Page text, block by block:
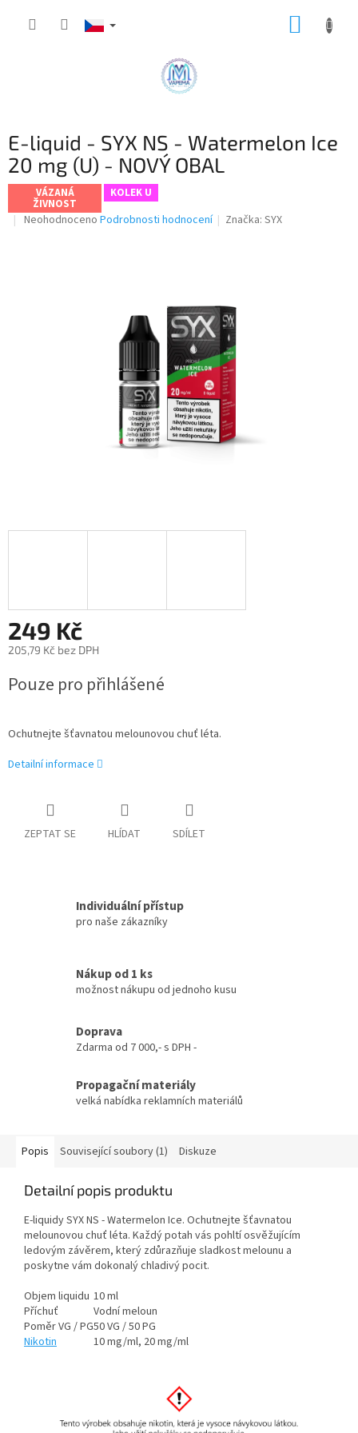
E-liquid - SYX NS - Watermelon Ice
20 mg (U) - NOVÝ OBAL
VÁZANÁ
ŽIVNOST
KOLEK U
Průměrné
Neohodnoceno Podrobnosti hodnocení Značka:SYX
249 Kč
205,79 Kč bez DPH
cena:
Pouze pro přihlášené
Ochutnejte šťavnatou melounovou chuť léta.
Detailní informace
ZEPTAT SE HLÍDAT SDÍLET
Individuální přístup
pro naše zákazníky
Nákup od 1 ks
možnost nákupu od jednoho kusu
Doprava
Zdarma od 7 000,- s DPH -
Propagační materiály
velká nabídka reklamních materiálů
Popis Související soubory (1) Diskuze
Detailní popis produktu
E-liquidy SYX NS - Watermelon Ice. Ochutnejte šťavnatou
melounovou chuť léta. Každý potah vás pohltí osvěžujícím
ledovým závěrem, který zdůrazňuje sladkost melounu a
poskytne vám dokonalý chladivý pocit.
Objem liquidu 10 ml
Příchuť
Vodní meloun
Poměr VG / PG50 VG / 50 PG
Nikotin
10 mg/ml, 20 mg/ml